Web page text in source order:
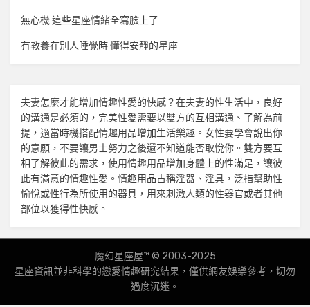
無心機 這些星座情緒全寫臉上了
有教養在別人睡覺時 懂得安靜的星座
夫妻怎麼才能增加情趣性愛的快感？在夫妻的性生活中，良好
的溝通是必須的，完美性愛需要以雙方的互相溝通、了解為前
提，適當時機搭配情趣用品增加生活樂趣。女性要學會說出你
的意願，不要讓男士努力之後還不知道能否取悅你。雙方要互
相了解彼此的需求，使用情趣用品增加身體上的性滿足，讓彼
此有滿意的情趣性愛。 情趣用品古稱淫器、淫具，泛指幫助性
愉悅或性行為所使用的器具，用來刺激人類的性器官或者其他
部位以獲得性快感。
魔幻星座屋™ © 2003-2025
星座資訊並非科學的戀愛情趣研究結果，僅供網友娛樂參考，切勿
過度沉迷。
Amphibious Theme byTemplatePocket ⋅Powered byWordPress